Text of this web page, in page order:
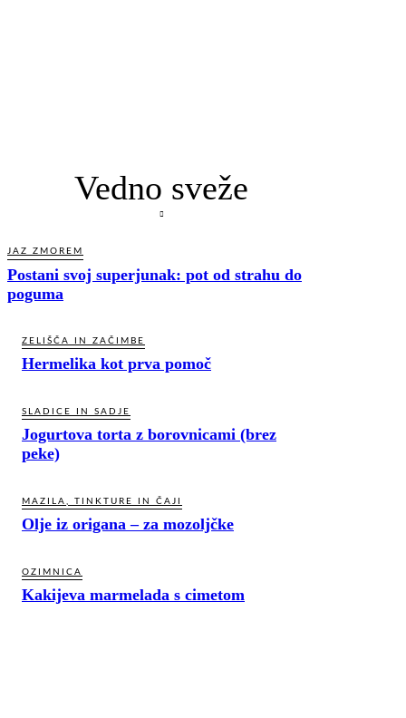
Vedno sveže
JAZ ZMOREM
Postani svoj superjunak: pot od strahu do
poguma
ZELIŠČA IN ZAČIMBE
Hermelika kot prva pomoč
SLADICE IN SADJE
Jogurtova torta z borovnicami (brez
peke)
MAZILA, TINKTURE IN ČAJI
Olje iz origana – za mozoljčke
OZIMNICA
Kakijeva marmelada s cimetom